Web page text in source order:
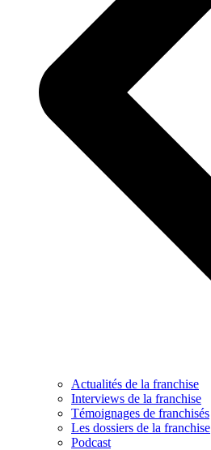
Actualités de la franchise
Interviews de la franchise
Témoignages de franchisés
Les dossiers de la franchise
Podcast